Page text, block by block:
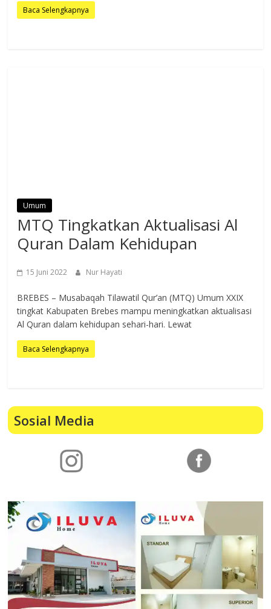
Baca Selengkapnya
Umum
MTQ Tingkatkan Aktualisasi Al
Quran Dalam Kehidupan
15 Juni 2022 Nur Hayati
BREBES – Musabaqah Tilawatil Qur’an (MTQ) Umum XXIX
tingkat Kabupaten Brebes mampu meningkatkan aktualisasi
Al Quran dalam kehidupan sehari-hari. Lewat
Baca Selengkapnya
Sosial Media